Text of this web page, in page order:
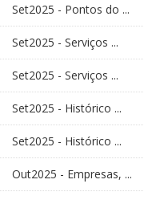
Set2025 - Pontos do ...
Set2025 - Serviços ...
Set2025 - Serviços ...
Set2025 - Histórico ...
Set2025 - Histórico ...
Out2025 - Empresas, ...